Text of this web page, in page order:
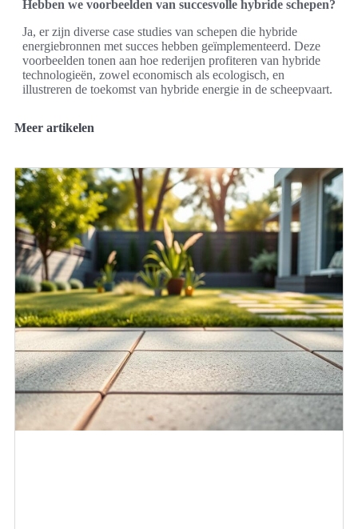
Hebben we voorbeelden van succesvolle hybride schepen?
Ja, er zijn diverse case studies van schepen die hybride
energiebronnen met succes hebben geïmplementeerd. Deze
voorbeelden tonen aan hoe rederijen profiteren van hybride
technologieën, zowel economisch als ecologisch, en
illustreren de toekomst van hybride energie in de scheepvaart.
Meer artikelen